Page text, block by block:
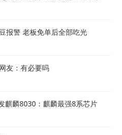
报警 老板免单后全部吃光
友：有必要吗
麒麟8030：麒麟最强8系芯片